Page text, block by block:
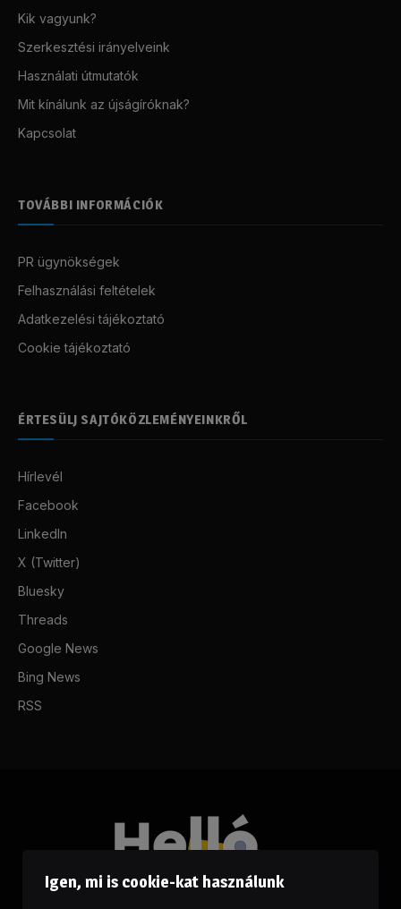
Kik vagyunk?
Szerkesztési irányelveink
Használati útmutatók
Mit kínálunk az újságíróknak?
Kapcsolat
TOVÁBBI INFORMÁCIÓK
PR ügynökségek
Felhasználási feltételek
Adatkezelési tájékoztató
Cookie tájékoztató
ÉRTESÜLJ SAJTÓKÖZLEMÉNYEINKRŐL
Hírlevél
Facebook
LinkedIn
X (Twitter)
Bluesky
Threads
Google News
Bing News
RSS
Igen, mi is cookie-kat használunk